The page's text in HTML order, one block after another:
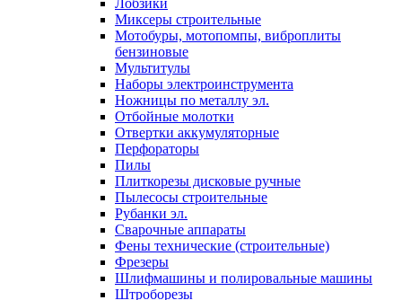
Лобзики
Миксеры строительные
Мотобуры, мотопомпы, виброплиты
бензиновые
Мультитулы
Наборы электроинструмента
Ножницы по металлу эл.
Отбойные молотки
Отвертки аккумуляторные
Перфораторы
Пилы
Плиткорезы дисковые ручные
Пылесосы строительные
Рубанки эл.
Сварочные аппараты
Фены технические (строительные)
Фрезеры
Шлифмашины и полировальные машины
Штроборезы